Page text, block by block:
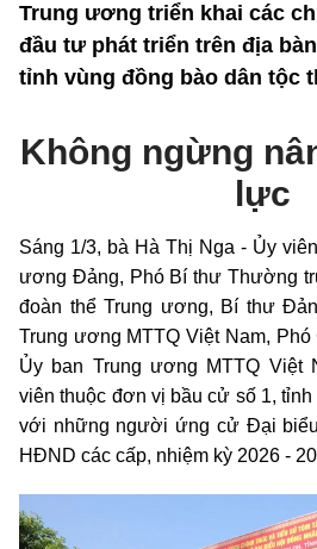
Trung ương triển khai các
đầu tư phát triển trên địa
tỉnh vùng đồng bào dân tộc
Không ngừng
lực
Sáng 1/3, bà Hà Thị Nga - Ủy
ương Đảng, Phó Bí thư Thường
đoàn thể Trung ương, Bí thư
Trung ương MTTQ Việt Nam,
Ủy ban Trung ương MTTQ Việt
viên thuộc đơn vị bầu cử số 1,
với những người ứng cử Đại
HĐND các cấp, nhiệm kỳ 2026 -